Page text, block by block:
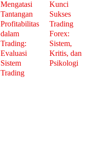
Mengatasi
Tantangan
Profitabilitas
dalam
Trading:
Evaluasi
Sistem
Trading
Kunci
Sukses
Trading
Forex:
Sistem,
Kritis, dan
Psikologi